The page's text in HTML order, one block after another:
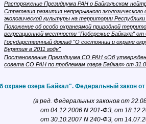
Распоряжение Президиума РАН о Байкальском
Стратегия развития непрерывного
экологической культуры на территории
Положение об особо охранеямой природной
рекреационной местности "Побережье Байкала"
Государственный доклад "О состоянии и охране
Бурятия в 2011 году"
Постановление Президиума СО РАН «Об
совета СО РАН по проблемам озера Байкал» от
охране озера Байкал". Федеральный закон
(в ред. Федеральных законов от
от 04.12.2006 N 201-ФЗ, от
от 30.10.2007 N 240-ФЗ, от